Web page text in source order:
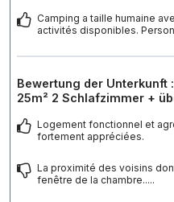
Camping a taille humaine
activités disponibles.
Bewertung der Unterkunft
25m² 2 Schlafzimmer +
Logement fonctionnel et
fortement appréciées.
La proximité des voisins
fenêtre de la chambre.....